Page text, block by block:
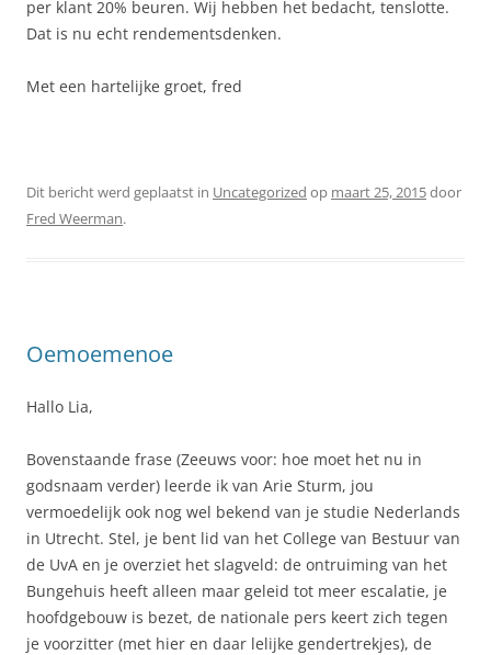
per klant 20% beuren. Wij hebben het bedacht, tenslotte.
Dat is nu echt rendementsdenken.
Met een hartelijke groet, fred
Dit bericht werd geplaatst in Uncategorized op maart 25, 2015door
Fred Weerman.
Oemoemenoe
Hallo Lia,
Bovenstaande frase (Zeeuws voor: hoe moet het nu in
godsnaam verder) leerde ik van Arie Sturm, jou
vermoedelijk ook nog wel bekend van je studie Nederlands
in Utrecht. Stel, je bent lid van het College van Bestuur van
de UvA en je overziet het slagveld: de ontruiming van het
Bungehuis heeft alleen maar geleid tot meer escalatie, je
hoofdgebouw is bezet, de nationale pers keert zich tegen
je voorzitter (met hier en daar lelijke gendertrekjes), de